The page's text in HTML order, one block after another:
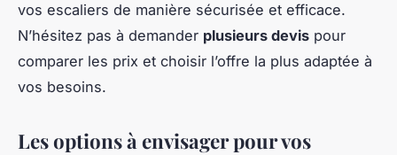
vos escaliers de manière sécurisée et efficace.
N’hésitez pas à demander plusieurs devis pour
comparer les prix et choisir l’offre la plus adaptée à
vos besoins.
Les options à envisager pour vos